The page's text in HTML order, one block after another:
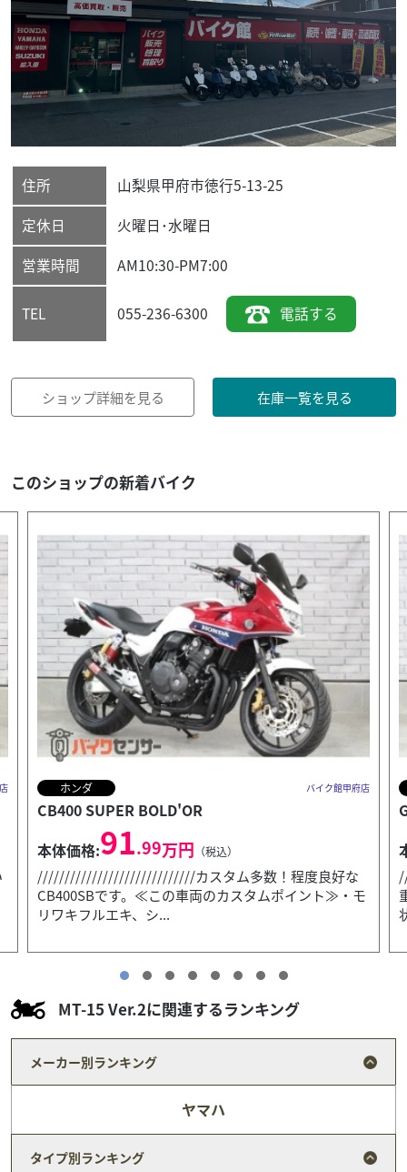
住所 山梨県甲府市徳行5-13-25
定休日
火曜日･水曜日
営業時間
AM10:30-PM7:00
TEL 055-236-6300 電話する
ショップ詳細を見る 在庫一覧を見る
このショップの新着バイク
スズキ バイク館甲府店
GSX-S125
本体価格:30.99万円 （税込）
/////////////////////////////フルサイズで原付二種の貴
重なモデル。新車販売は終了となっておりますので、
状態の良い中古は今のうち...
MT-15 Ver.2に関連するランキング
メーカー別ランキング
ヤマハ
タイプ別ランキング